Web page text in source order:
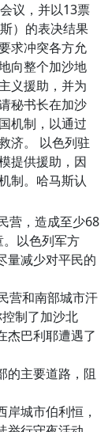
议，并以13票
）的表决结果
求冲突各方允
向整个加沙地
义援助，并为
秘书长在加沙
机制，以通过
济。 以色列驻
提供援助，因
制。哈马斯认
营，造成至少68
以色列军方
量减少对平民的
营和南部城市汗
制了加沙北
杰巴利耶遭遇了
的主要道路，阻
城市伯利恒，